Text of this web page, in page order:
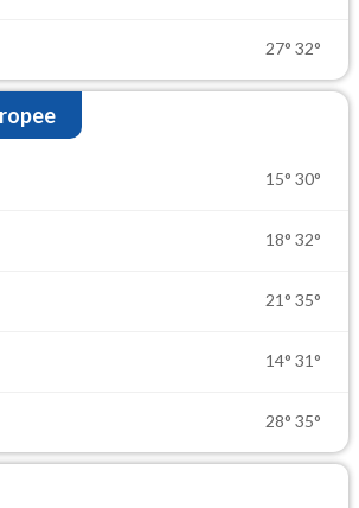
27° 32°
15° 30°
18° 32°
21° 35°
14° 31°
28° 35°